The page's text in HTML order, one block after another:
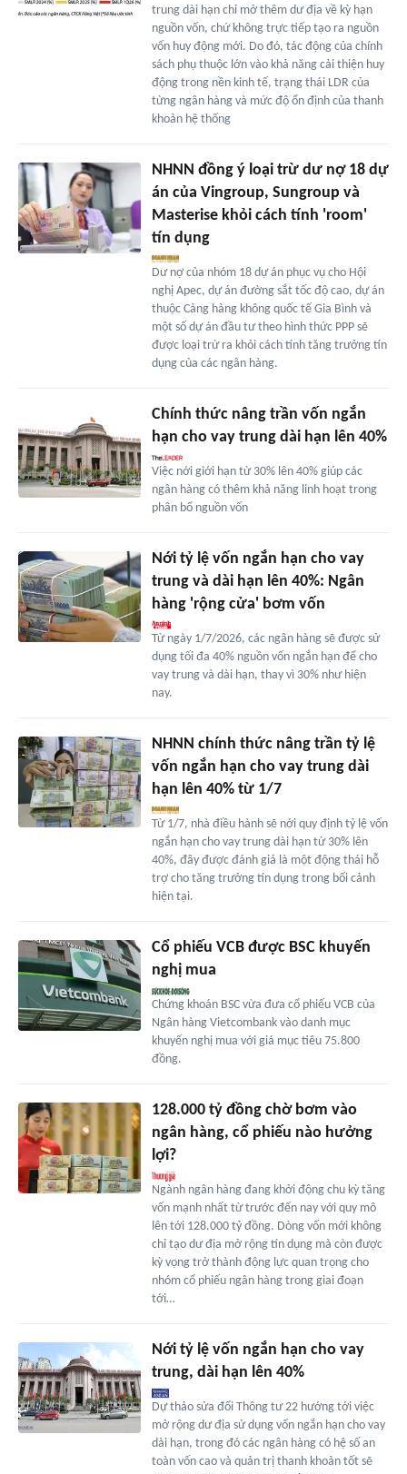
trung dài hạn chỉ mở thêm dư địa về kỳ hạn
nguồn vốn, chứ không trực tiếp tạo ra nguồn
vốn huy động mới. Do đó, tác động của chính
sách phụ thuộc lớn vào khả năng cải thiện huy
động trong nền kinh tế, trạng thái LDR của
từng ngân hàng và mức độ ổn định của thanh
khoản hệ thống
NHNN đồng ý loại trừ dư nợ 18 dự
án của Vingroup, Sungroup và
Masterise khỏi cách tính 'room'
tín dụng
Dư nợ của nhóm 18 dự án phục vụ cho Hội
nghị Apec, dự án đường sắt tốc độ cao, dự án
thuộc Cảng hàng không quốc tế Gia Bình và
một số dự án đầu tư theo hình thức PPP sẽ
được loại trừ ra khỏi cách tính tăng trưởng tín
dụng của các ngân hàng.
Chính thức nâng trần vốn ngắn
hạn cho vay trung dài hạn lên 40%
Việc nới giới hạn từ 30% lên 40% giúp các
ngân hàng có thêm khả năng linh hoạt trong
phân bổ nguồn vốn
Nới tỷ lệ vốn ngắn hạn cho vay
trung và dài hạn lên 40%: Ngân
hàng 'rộng cửa' bơm vốn
Từ ngày 1/7/2026, các ngân hàng sẽ được sử
dụng tối đa 40% nguồn vốn ngắn hạn để cho
vay trung và dài hạn, thay vì 30% như hiện
nay.
NHNN chính thức nâng trần tỷ lệ
vốn ngắn hạn cho vay trung dài
hạn lên 40% từ 1/7
Từ 1/7, nhà điều hành sẽ nới quy định tỷ lệ vốn
ngắn hạn cho vay trung dài hạn từ 30% lên
40%, đây được đánh giá là một động thái hỗ
trợ cho tăng trưởng tín dụng trong bối cảnh
hiện tại.
Cổ phiếu VCB được BSC khuyến
nghị mua
Chứng khoán BSC vừa đưa cổ phiếu VCB của
Ngân hàng Vietcombank vào danh mục
khuyến nghị mua với giá mục tiêu 75.800
đồng.
128.000 tỷ đồng chờ bơm vào
ngân hàng, cổ phiếu nào hưởng
lợi?
Ngành ngân hàng đang khởi động chu kỳ tăng
vốn mạnh nhất từ trước đến nay với quy mô
lên tới 128.000 tỷ đồng. Dòng vốn mới không
chỉ tạo dư địa mở rộng tín dụng mà còn được
kỳ vọng trở thành động lực quan trọng cho
nhóm cổ phiếu ngân hàng trong giai đoạn
tới…
Nới tỷ lệ vốn ngắn hạn cho vay
trung, dài hạn lên 40%
Dự thảo sửa đổi Thông tư 22 hướng tới việc
mở rộng dư địa sử dụng vốn ngắn hạn cho vay
dài hạn, trong đó các ngân hàng có hệ số an
toàn vốn cao và quản trị thanh khoản tốt sẽ